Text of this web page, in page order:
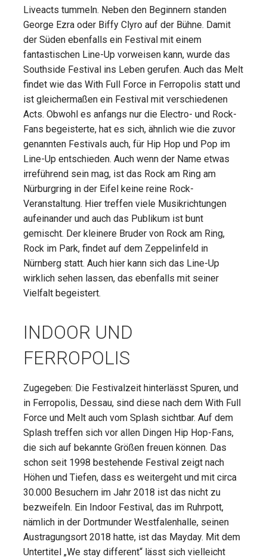
Liveacts tummeln. Neben den Beginnern standen
George Ezra oder Biffy Clyro auf der Bühne. Damit
der Süden ebenfalls ein Festival mit einem
fantastischen Line-Up vorweisen kann, wurde das
Southside Festival ins Leben gerufen. Auch das Melt
findet wie das With Full Force in Ferropolis statt und
ist gleichermaßen ein Festival mit verschiedenen
Acts. Obwohl es anfangs nur die Electro- und Rock-
Fans begeisterte, hat es sich, ähnlich wie die zuvor
genannten Festivals auch, für Hip Hop und Pop im
Line-Up entschieden. Auch wenn der Name etwas
irreführend sein mag, ist das Rock am Ring am
Nürburgring in der Eifel keine reine Rock-
Veranstaltung. Hier treffen viele Musikrichtungen
aufeinander und auch das Publikum ist bunt
gemischt. Der kleinere Bruder von Rock am Ring,
Rock im Park, findet auf dem Zeppelinfeld in
Nürnberg statt. Auch hier kann sich das Line-Up
wirklich sehen lassen, das ebenfalls mit seiner
Vielfalt begeistert.
INDOOR UND
FERROPOLIS
Zugegeben: Die Festivalzeit hinterlässt Spuren, und
in Ferropolis, Dessau, sind diese nach dem With Full
Force und Melt auch vom Splash sichtbar. Auf dem
Splash treffen sich vor allen Dingen Hip Hop-Fans,
die sich auf bekannte Größen freuen können. Das
schon seit 1998 bestehende Festival zeigt nach
Höhen und Tiefen, dass es weitergeht und mit circa
30.000 Besuchern im Jahr 2018 ist das nicht zu
bezweifeln. Ein Indoor Festival, das im Ruhrpott,
nämlich in der Dortmunder Westfalenhalle, seinen
Austragungsort 2018 hatte, ist das Mayday. Mit dem
Untertitel „We stay different“ lässt sich vielleicht